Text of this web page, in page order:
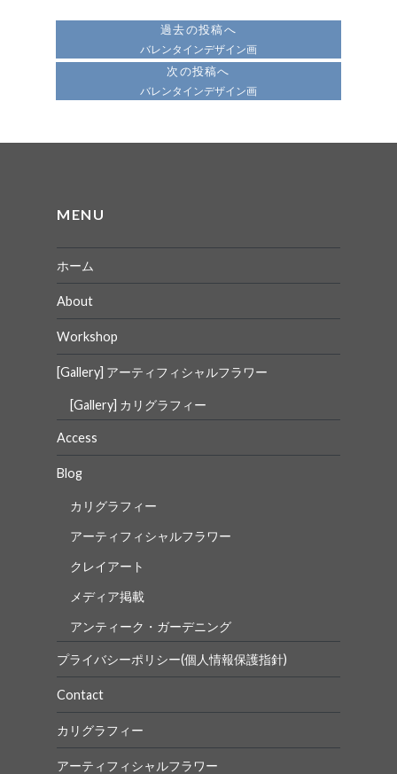
ー
過去の投稿へ
バレンタインデザイン画
次の投稿へ
バレンタインデザイン画
MENU
ホーム
About
Workshop
[Gallery] アーティフィシャルフラワー
[Gallery] カリグラフィー
Access
Blog
カリグラフィー
アーティフィシャルフラワー
クレイアート
メディア掲載
アンティーク・ガーデニング
プライバシーポリシー(個人情報保護指針)
Contact
カリグラフィー
アーティフィシャルフラワー